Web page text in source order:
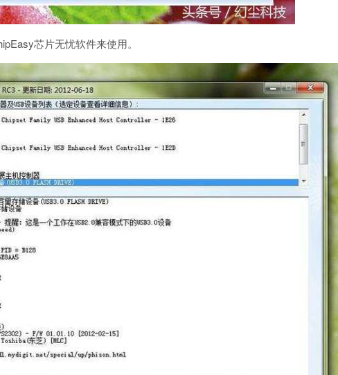
芯片无忧软件来使用。